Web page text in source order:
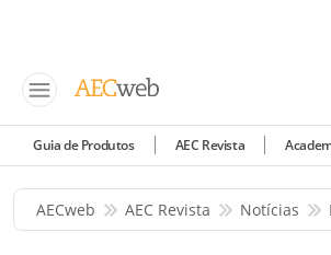
Guia de Produtos AEC Revista
AECweb AEC Revista Notícias